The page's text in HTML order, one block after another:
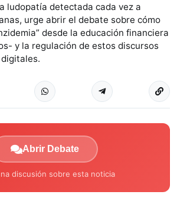
ludopatía detectada cada vez a
urge abrir el debate sobre cómo
desde la educación financiera
y la regulación de estos discursos
Abrir Debate
discusión sobre esta noticia